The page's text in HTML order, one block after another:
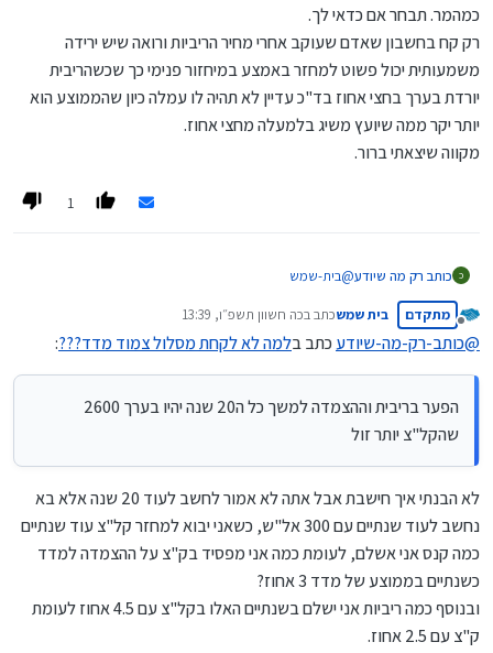
כמהמר. תבחר אם כדאי לך.
רק קח בחשבון שאדם שעוקב אחרי מחיר הריביות ורואה שיש ירידה
משמעותית יכול פשוט למחזר באמצע במיחזור פנימי כך שכשהריבית
יורדת בערך בחצי אחוז בד"כ עדיין לא תהיה לו עמלה כיון שהממוצע הוא
יותר יקר ממה שיועץ משיג בלמעלה מחצי אחוז.
מקווה שיצאתי ברור.
1
כ כותב רק מה שיודע@בית-שמש
שחייב להיות קבוע בק"צ למרות שייצא שביחד עם המדד
הריבית תהיה גבוהה בכאחוז יותר מהקל"צ וכן שהקרן עצמה
בעתיד.
האמת זה נשמע טוב.
ניסיתי לעשות חשבון.
יהיה אפשר להשיג קל"צ 3.5 וממילא הממוצע יהיה בערך 4.
בריבית זכאות שיגרום הנחה 20% בעמלת פירעון.). למשך 20
שנה.
הפער בריבית וההצמדה למשך כל ה20 שנה יהיו בערך 2600
שהקל"צ יותר זול. (136600 לעומת 134000).
וכל זה בהנחה שבאמת בעוד שנתיים כבר ירדו הריביות באחוז
מהיום.
מנותק
מתקדם בית שמשכתב בכה חשוון תשפ״ו, 13:39
נערך לאחרונה על ידי
@כותב-רק-מה-שיודעכתב בלמה לא לקחת מסלול צמוד מדד???:
הפער בריבית וההצמדה למשך כל ה20 שנה יהיו בערך 2600
שהקל"צ יותר זול
לא הבנתי איך חישבת אבל אתה לא אמור לחשב לעוד 20 שנה אלא בא
נחשב לעוד שנתיים עם 300 אל"ש, כשאני יבוא למחזר קל"צ עוד שנתיים
כמה קנס אני אשלם, לעומת כמה אני מפסיד בק"צ על ההצמדה למדד
כשנתיים בממוצע של מדד 3 אחוז?
ובנוסף כמה ריביות אני ישלם בשנתיים האלו בקל"צ עם 4.5 אחוז לעומת
ק"צ עם 2.5 אחוז.